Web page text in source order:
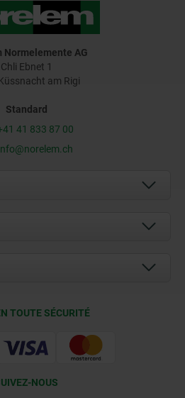
Normelemente AG
Chli Ebnet 1
am Rigi
Standard
41 833 87 00
TOUTE SÉCURITÉ
NOUS